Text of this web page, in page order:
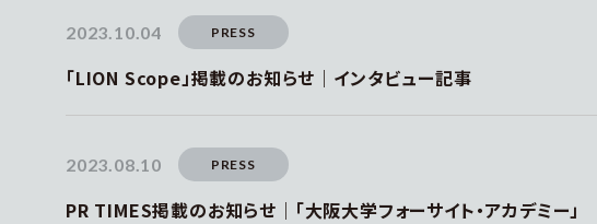
2023.10.04 PRESS
「LION Scope」掲載のお知らせ｜インタビュー記事
2023.08.10 PRESS
PR TIMES掲載のお知らせ｜「⼤阪⼤学フォーサイト・アカデミー」